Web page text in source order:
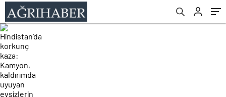
geçti, 3 kişi hayatını kaybetti